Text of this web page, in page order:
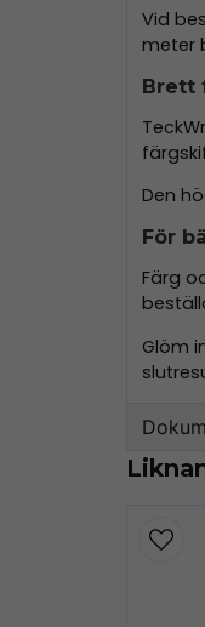
Vid
meter
Brett
Den
För
Färg
Glöm